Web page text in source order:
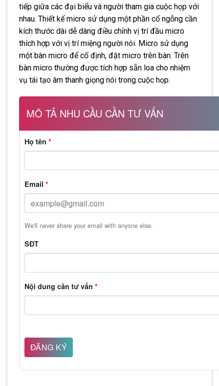
tiếp giữa các đại biểu và người tham gia cuộc họp với
nhau. Thiết kế micro sử dụng một phần cổ ngỗng cần
kích thước dài dễ dàng điều chỉnh vị trí đầu micro
thích hợp với vị trí miệng người nói. Micro sử dụng
một bàn micro để cố định, đặt micro trên bàn. Trên
bàn micro thường được tích hợp sẵn loa cho nhiệm
vụ tái tạo âm thanh giọng nói trong cuộc họp.
MÔ TẢ NHU CẦU CẦN TƯ VẤN
Họ tên *
Email *
We'll never share your email with anyone else.
SĐT
Nội dung cần tư vấn *